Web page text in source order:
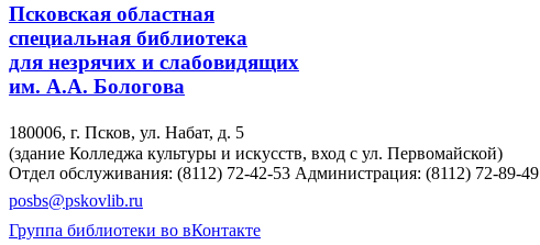
Псковская областная
специальная библиотека
для незрячих и слабовидящих
им. А.А. Бологова
180006, г. Псков, ул. Набат, д. 5
(здание Колледжа культуры и искусств, вход с ул. Первомайской)
Отдел обслуживания: (8112) 72-42-53 Администрация: (8112) 72-89-49
posbs@pskovlib.ru
Группа библиотеки во вКонтакте